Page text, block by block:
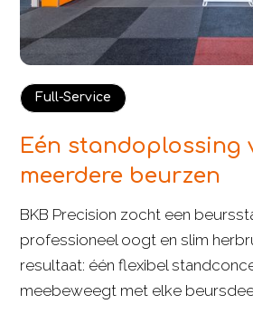
Full-Service
Eén standoplossing
meerdere beurzen
BKB Precision zocht een
professioneel oogt en slim
resultaat: één flexibel
meebeweegt met elke